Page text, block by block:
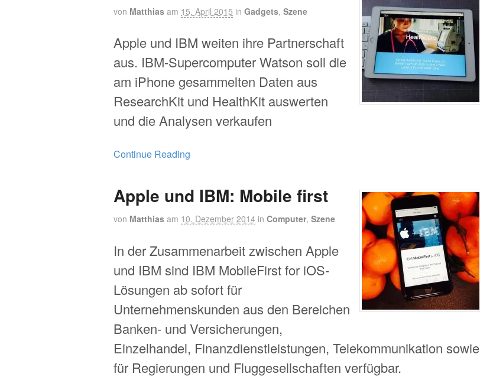
von Matthias am 15. April 2015 in Gadgets, Szene
Apple und IBM weiten ihre Partnerschaft
aus. IBM-Supercomputer Watson soll die
am iPhone gesammelten Daten aus
ResearchKit und HealthKit auswerten
und die Analysen verkaufen
Continue Reading
Apple und IBM: Mobile first
von Matthias am 10. Dezember 2014 in Computer, Szene
In der Zusammenarbeit zwischen Apple
und IBM sind IBM MobileFirst for iOS-
Lösungen ab sofort für
Unternehmenskunden aus den Bereichen
Banken- und Versicherungen,
Einzelhandel, Finanzdienstleistungen, Telekommunikation sowie
für Regierungen und Fluggesellschaften verfügbar.